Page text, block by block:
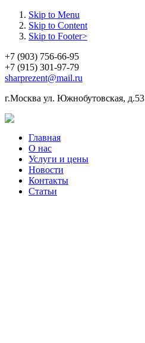
Skip to Menu
Skip to Content
Skip to Footer>
+7 (903) 756-66-95
+7 (915) 301-97-79
sharprezent@mail.ru
г.Москва ул. Южнобутовская, д.53
Главная
О нас
Услуги и цены
Новости
Контакты
Статьи